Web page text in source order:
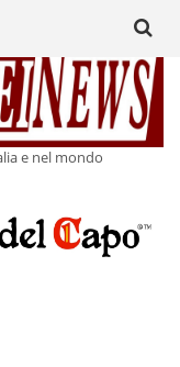
e nel mondo
for: